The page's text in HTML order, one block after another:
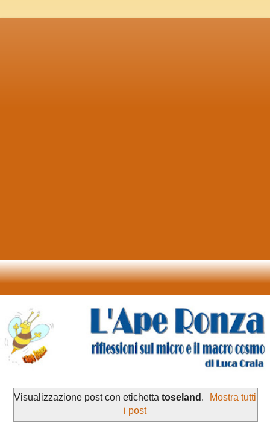
Visualizzazione post con etichetta toseland .
Mostra tutti
i post